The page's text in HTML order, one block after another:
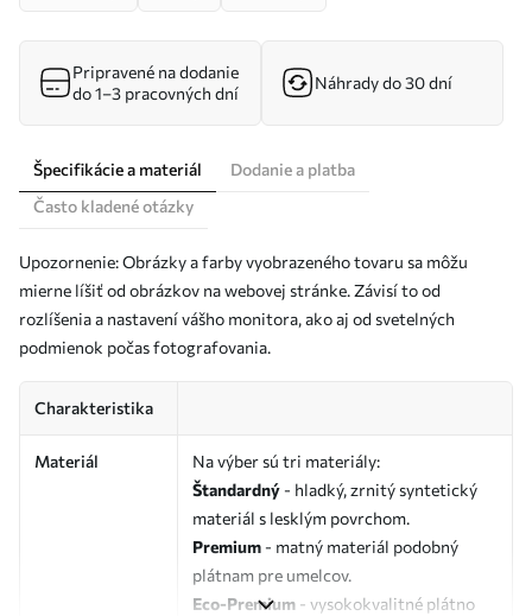
Pripravené na dodanie
do 1–3 pracovných dní
Náhrady do 30 dní
Špecifikácie a materiál
Dodanie a platba
Často kladené otázky
Upozornenie: Obrázky a farby vyobrazeného tovaru sa môžu
mierne líšiť od obrázkov na webovej stránke. Závisí to od
rozlíšenia a nastavení vášho monitora, ako aj od svetelných
podmienok počas fotografovania.
Charakteristika
Materiál
Na výber sú tri materiály:
Štandardný - hladký, zrnitý syntetický
materiál s lesklým povrchom.
Premium - matný materiál podobný
plátnam pre umelcov.
Eco-Premium - vysokokvalitné plátno